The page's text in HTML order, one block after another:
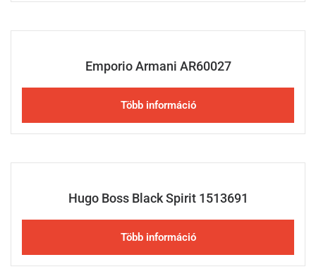
Emporio Armani AR60027
Több információ
Hugo Boss Black Spirit 1513691
Több információ